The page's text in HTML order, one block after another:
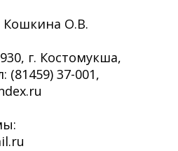
Кошкина О.В.
г. Костомукша,
(81459) 37-001,